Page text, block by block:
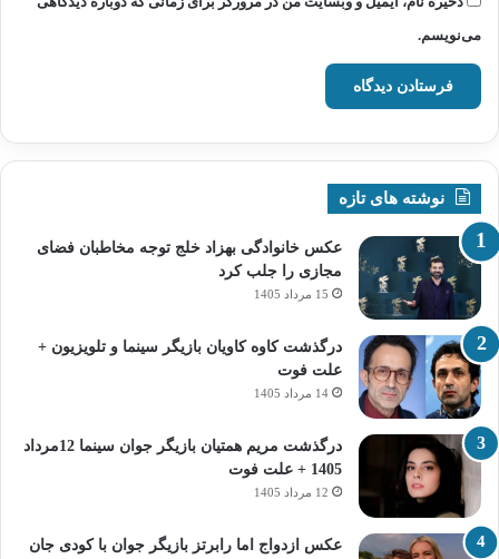
می‌نویسم.
نوشته های تازه
عکس خانوادگی بهزاد خلج توجه مخاطبان فضای
مجازی را جلب کرد
15 مرداد 1405
درگذشت کاوه کاویان بازیگر سینما و تلویزیون +
علت فوت
14 مرداد 1405
درگذشت مریم همتیان بازیگر جوان سینما 12مرداد
1405 + علت فوت
12 مرداد 1405
عکس ازدواج اما رابرتز بازیگر جوان با کودی جان